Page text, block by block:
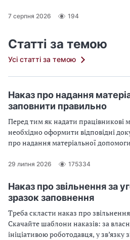
7 серпня 2026 194
Статті за темою
Усі статті за темою
Наказ про надання
заповнити правильно
Перед тим як надати працівникові
необхідно оформити відповідні
про надання матеріальної
допомоги: на оздоровлення, у
поховання
29 липня 2026 175334
Наказ про звільнення за
зразок заповнення
Треба скласти наказ про
Скачайте шаблони наказів: за
ініціативою роботодавця, у